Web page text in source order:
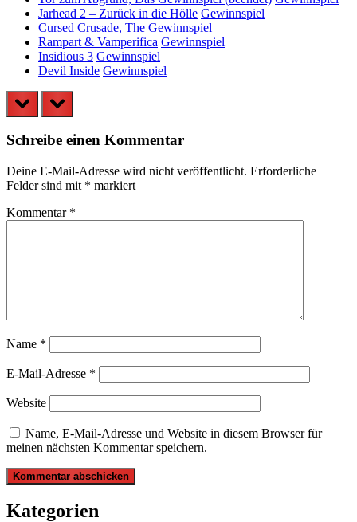
Jarhead 2 – Zurück in die Hölle Gewinnspiel
Cursed Crusade, The Gewinnspiel
Rampart & Vamperifica Gewinnspiel
Insidious 3 Gewinnspiel
Devil Inside Gewinnspiel
prev next
Schreibe einen Kommentar
Deine E-Mail-Adresse wird nicht veröffentlicht. Erforderliche
Felder sind mit * markiert
Kommentar *
Name *
E-Mail-Adresse *
Website
Name, E-Mail-Adresse und Website in diesem Browser für
meinen nächsten Kommentar speichern.
Kategorien